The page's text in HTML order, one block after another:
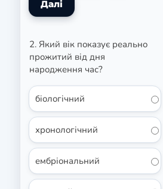
2. Який вік показує реально
прожитий від дня
народження час?
біологічний
хронологічний
ембріональний